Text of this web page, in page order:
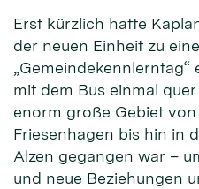
Erst kürzlich hatte
der neuen Einheit zu
mit dem Bus einmal
enorm große Gebiet
Friesenhagen bis hin in
Alzen gegangen war –
und neue Beziehungen